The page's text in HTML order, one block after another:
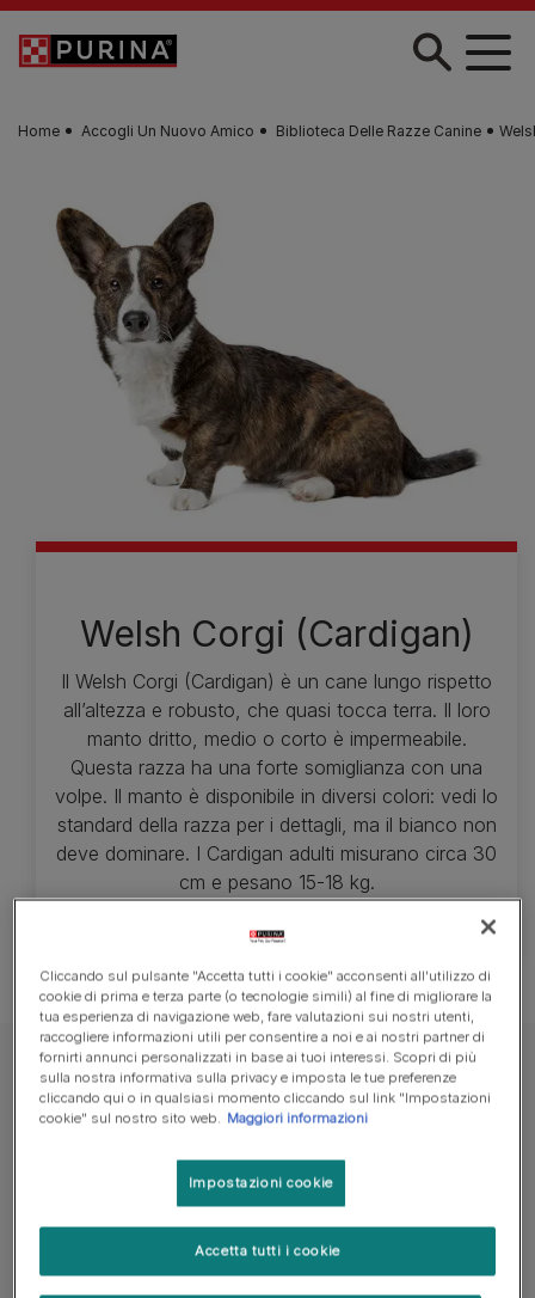
Skip to main content
Home Accogli Un Nuovo Amico Biblioteca Delle Razze Canine
Welsh Corgi (Cardigan)
Il Welsh Corgi (Cardigan) è un cane lungo rispetto
all’altezza e robusto, che quasi tocca terra. Il loro
manto dritto, medio o corto è impermeabile.
Questa razza ha una forte somiglianza con una
volpe. Il manto è disponibile in diversi colori: vedi lo
standard della razza per i dettagli, ma il bianco non
deve dominare. I Cardigan adulti misurano circa 30
cm e pesano 15-18 kg.
Aspettativa di
Cliccando sul pulsante "Accetta tutti i cookie" acconsenti all'utilizzo di
cookie di prima e terza parte (o tecnologie simili) al fine di migliorare la
tua esperienza di navigazione web, fare valutazioni sui nostri utenti,
raccogliere informazioni utili per consentire a noi e ai nostri partner di
fornirti annunci personalizzati in base ai tuoi interessi. Scopri di più
sulla nostra informativa sulla privacy e imposta le tue preferenze
cliccando qui o in qualsiasi momento cliccando sul link "Impostazioni
cookie" sul nostro sito web. Maggiori informazioni
Impostazioni cookie
Accetta tutti i cookie